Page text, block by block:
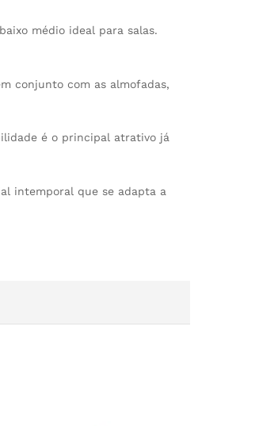
médio ideal para salas.
conjunto com as almofadas,
é o principal atrativo já
intemporal que se adapta a